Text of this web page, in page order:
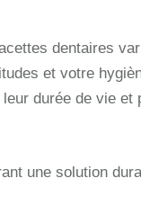
dentaires
et votre
durée de vie et
une solution